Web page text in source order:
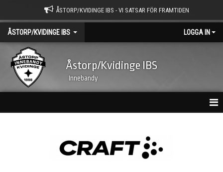
ÅSTORP/KVIDINGE IBS - VI SATSAR FÖR FRAMTIDEN
ÅSTORP/KVIDINGE IBS LOGGA IN
Åstorp/Kvidinge IBS
Innebandy
ÅKIBS YOUTUBE KANAL